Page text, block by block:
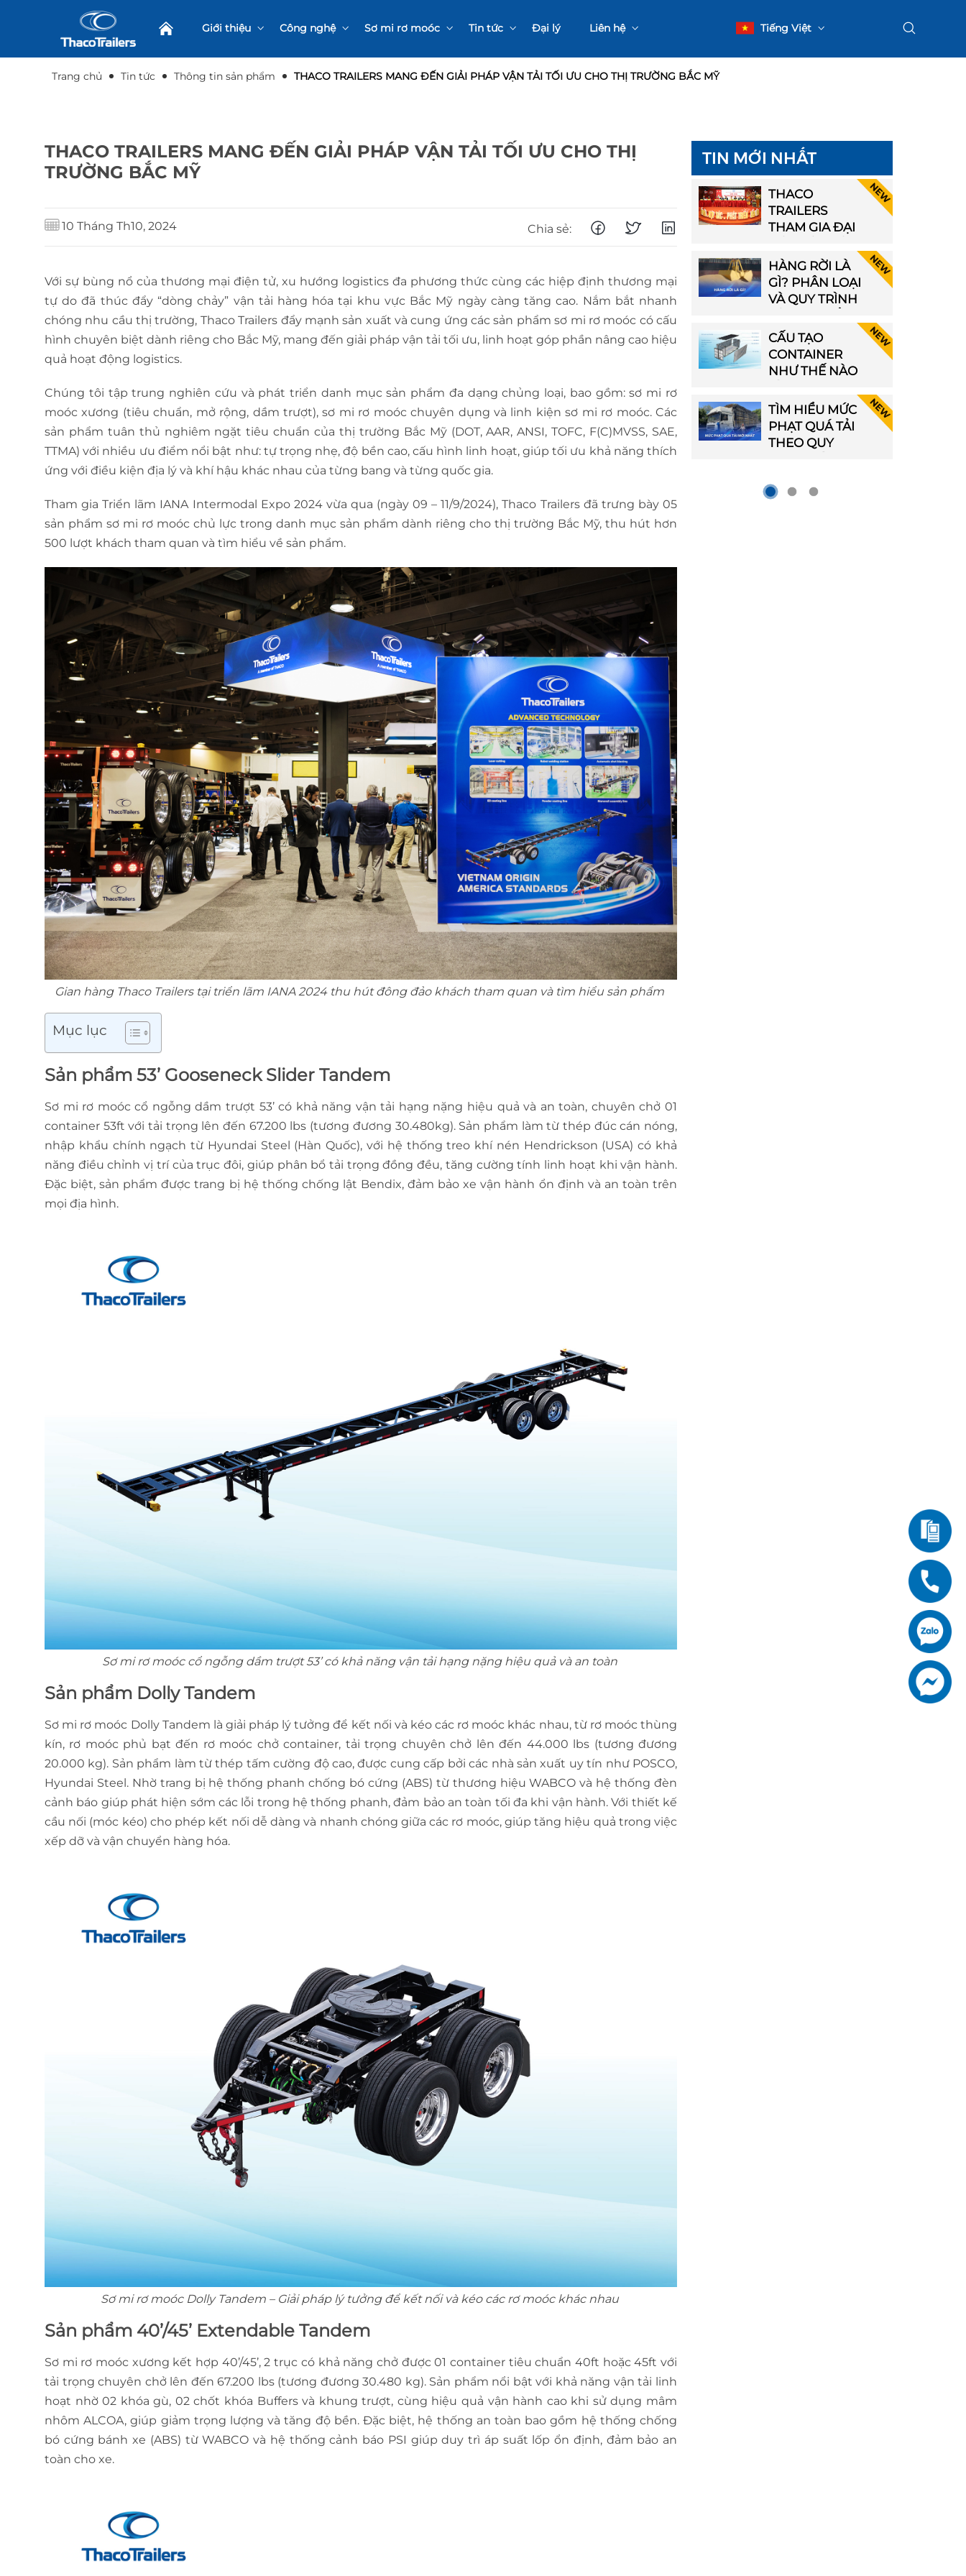
Giới thiệu
Tổng quan
Công nghệ
Hoạt động R&D
Sơ mi rơ moóc
Sơ mi rơ moóc Ben
dụng
Tin tức
Sự kiện – Triển lãm
Đại lý Liên hệ
Liên hệ bảo hành
Tiếng Việt
Trang chủ Tin tức Thông tin sản phẩm THACO TRAILERS MANG ĐẾN GIẢI PHÁP VẬN TẢI TỐI ƯU CHO THỊ TRƯỜNG BẮC MỸ
THACO TRAILERS MANG ĐẾN GIẢI PHÁP VẬN TẢI TỐI ƯU CHO THỊ
TRƯỜNG BẮC MỸ
10 Tháng Th10, 2024 Chia sẻ:
Với sự bùng nổ của thương mại điện tử, xu hướng logistics đa phương thức cùng các hiệp định thương mại
tự do đã thúc đẩy “dòng chảy” vận tải hàng hóa tại khu vực Bắc Mỹ ngày càng tăng cao. Nắm bắt nhanh
chóng nhu cầu thị trường, Thaco Trailers đẩy mạnh sản xuất và cung ứng các sản phẩm sơ mi rơ moóc có cấu
hình chuyên biệt dành riêng cho Bắc Mỹ, mang đến giải pháp vận tải tối ưu, linh hoạt góp phần nâng cao hiệu
quả hoạt động logistics.
Chúng tôi tập trung nghiên cứu và phát triển danh mục sản phẩm đa dạng chủng loại, bao gồm: sơ mi rơ
moóc xương (tiêu chuẩn, mở rộng, dầm trượt), sơ mi rơ moóc chuyên dụng và linh kiện sơ mi rơ moóc. Các
sản phẩm tuân thủ nghiêm ngặt tiêu chuẩn của thị trường Bắc Mỹ (DOT, AAR, ANSI, TOFC, F(C)MVSS, SAE,
TTMA) với nhiều ưu điểm nổi bật như: tự trọng nhẹ, độ bền cao, cấu hình linh hoạt, giúp tối ưu khả năng thích
ứng với điều kiện địa lý và khí hậu khác nhau của từng bang và từng quốc gia.
Tham gia Triển lãm IANA Intermodal Expo 2024 vừa qua (ngày 09 – 11/9/2024), Thaco Trailers đã trưng bày 05
sản phẩm sơ mi rơ moóc chủ lực trong danh mục sản phẩm dành riêng cho thị trường Bắc Mỹ, thu hút hơn
500 lượt khách tham quan và tìm hiểu về sản phẩm.
Gian hàng Thaco Trailers tại triển lãm IANA 2024 thu hút đông đảo khách tham quan và tìm hiểu sản phẩm
Mục lục
Sản phẩm 53’ Gooseneck Slider Tandem
Sơ mi rơ moóc cổ ngỗng dầm trượt 53’ có khả năng vận tải hạng nặng hiệu quả và an toàn, chuyên chở 01
container 53ft với tải trọng lên đến 67.200 lbs (tương đương 30.480kg). Sản phẩm làm từ thép đúc cán nóng,
nhập khẩu chính ngạch từ Hyundai Steel (Hàn Quốc), với hệ thống treo khí nén Hendrickson (USA) có khả
năng điều chỉnh vị trí của trục đôi, giúp phân bổ tải trọng đồng đều, tăng cường tính linh hoạt khi vận hành.
Đặc biệt, sản phẩm được trang bị hệ thống chống lật Bendix, đảm bảo xe vận hành ổn định và an toàn trên
mọi địa hình.
Sơ mi rơ moóc cổ ngỗng dầm trượt 53’ có khả năng vận tải hạng nặng hiệu quả và an toàn
Sản phẩm Dolly Tandem
Sơ mi rơ moóc Dolly Tandem là giải pháp lý tưởng để kết nối và kéo các rơ moóc khác nhau, từ rơ moóc thùng
kín, rơ moóc phủ bạt đến rơ moóc chở container, tải trọng chuyên chở lên đến 44.000 lbs (tương đương
20.000 kg). Sản phẩm làm từ thép tấm cường độ cao, được cung cấp bởi các nhà sản xuất uy tín như POSCO,
Hyundai Steel. Nhờ trang bị hệ thống phanh chống bó cứng (ABS) từ thương hiệu WABCO và hệ thống đèn
cảnh báo giúp phát hiện sớm các lỗi trong hệ thống phanh, đảm bảo an toàn tối đa khi vận hành. Với thiết kế
cầu nối (móc kéo) cho phép kết nối dễ dàng và nhanh chóng giữa các rơ moóc, giúp tăng hiệu quả trong việc
xếp dỡ và vận chuyển hàng hóa.
Sơ mi rơ moóc Dolly Tandem – Giải pháp lý tưởng để kết nối và kéo các rơ moóc khác nhau
Sản phẩm 40’/45’ Extendable Tandem
Sơ mi rơ moóc xương kết hợp 40’/45’, 2 trục có khả năng chở được 01 container tiêu chuẩn 40ft hoặc 45ft với
tải trọng chuyên chở lên đến 67.200 lbs (tương đương 30.480 kg). Sản phẩm nổi bật với khả năng vận tải linh
hoạt nhờ 02 khóa gù, 02 chốt khóa Buffers và khung trượt, cùng hiệu quả vận hành cao khi sử dụng mâm
nhôm ALCOA, giúp giảm trọng lượng và tăng độ bền. Đặc biệt, hệ thống an toàn bao gồm hệ thống chống
bó cứng bánh xe (ABS) từ WABCO và hệ thống cảnh báo PSI giúp duy trì áp suất lốp ổn định, đảm bảo an
toàn cho xe.
TIN MỚI NHẤT
CÁC LOẠI
(20FT, 40FT)
MOÓC LÀ GÌ?
PHÂN BIỆT XE
RƠ MOÓC VÀ
SƠ MI RƠ
TOP 5 SƠ MI RƠ
CHỞ
CONTAINER
TRÊN 30 TẤN
MỚI NHẤT
PHÂN BIỆT
CÁC LOẠI SƠ
MI RƠ MOOC
CHỞ
HIỆN NAY
THACO
TRAILERS
THAM GIA ĐẠI
VẬN TẢI
THÀNH PHỐ
HẢI PHÒNG
LẦN THỨ I
HÀNG RỜI LÀ
GÌ? PHÂN LOẠI
VÀ QUY TRÌNH
HÀNG RỜI
CẤU TẠO
CONTAINER
NHƯ THẾ NÀO
CHUẨN?
TÌM HIỂU MỨC
PHẠT QUÁ TẢI
THEO QUY